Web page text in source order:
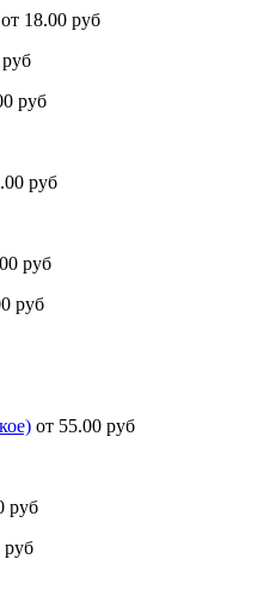
от 18.00 руб
руб
руб
руб
руб
от 55.00 руб
руб
руб